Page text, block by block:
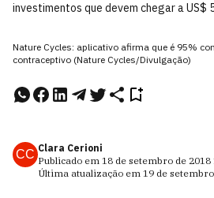
investimentos que devem chegar a US$
Nature Cycles: aplicativo afirma que é 95%
contraceptivo (Nature Cycles/Divulgação)
CC Clara Cerioni
Publicado em 18 de setembro de 2018
Última atualização em 19 de